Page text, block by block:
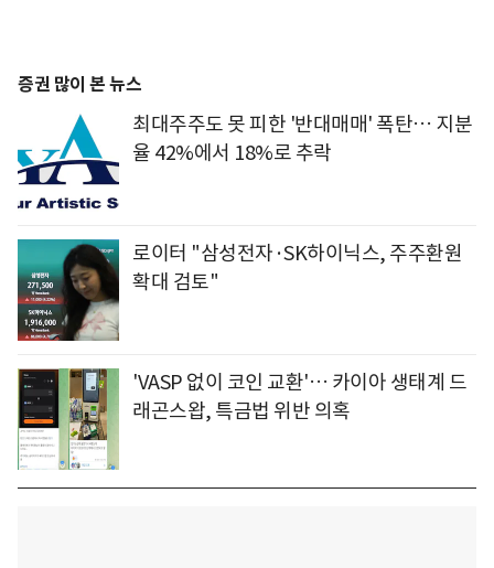
증권 많이 본 뉴스
최대주주도 못 피한 '반대매매' 폭탄… 지분
율 42%에서 18%로 추락
로이터 "삼성전자·SK하이닉스, 주주환원
확대 검토"
'VASP 없이 코인 교환'… 카이아 생태계 드
래곤스왑, 특금법 위반 의혹